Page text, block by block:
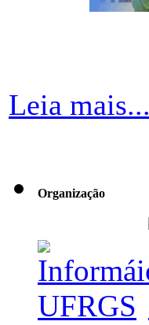
Leia mais...
Organização